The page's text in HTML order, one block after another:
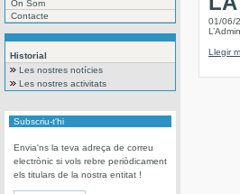
On Som
Contacte
Historial
Les nostres notícies
Les nostres activitats
Subscriu-t'hi
Envia'ns la teva adreça de correu
electrònic si vols rebre periòdicament
els titulars de la nostra entitat !
01/06/
Llegir